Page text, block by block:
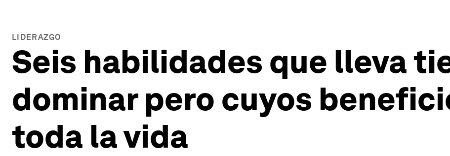
LIDERAZGO
Seis habilidades que lleva
dominar pero cuyos
toda la vida